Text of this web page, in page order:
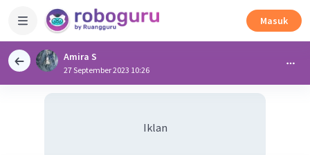
Masuk
Amira S
27 September 2023 10:26
Iklan